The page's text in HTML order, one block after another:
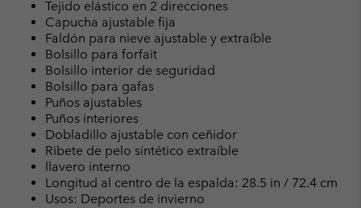
Tejido elástico en 2 direcciones
Capucha ajustable fija
Faldón para nieve ajustable y extraíble
Bolsillo para forfait
Bolsillo interior de seguridad
Bolsillo para gafas
Puños ajustables
Puños interiores
Dobladillo ajustable con ceñidor
Ribete de pelo sintético extraíble
llavero interno
Longitud al centro de la espalda: 28.5 in / 72.4 cm
Usos: Deportes de invierno